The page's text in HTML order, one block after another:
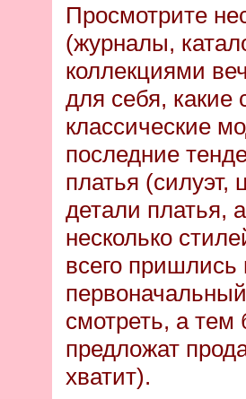
Просмотрите
(журналы,
коллекциями
для себя, какие
классические
последние
платья (силуэт,
детали платья,
несколько
всего пришлись
смотреть, а тем
предложат
хватит).